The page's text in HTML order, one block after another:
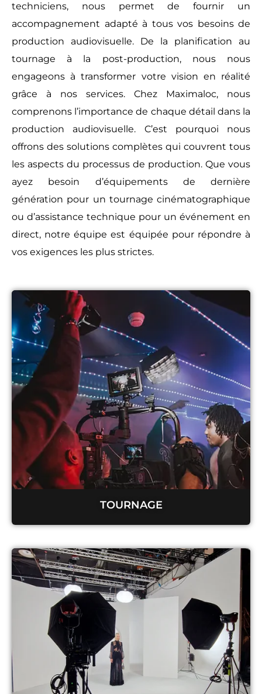
techniciens, nous permet de fournir un
accompagnement adapté à tous vos besoins de
production audiovisuelle. De la planification au
tournage à la post-production, nous nous
engageons à transformer votre vision en réalité
grâce à nos services. Chez Maximaloc, nous
comprenons l’importance de chaque détail dans la
production audiovisuelle. C’est pourquoi nous
offrons des solutions complètes qui couvrent tous
les aspects du processus de production. Que vous
ayez besoin d’équipements de dernière
génération pour un tournage cinématographique
ou d’assistance technique pour un événement en
direct, notre équipe est équipée pour répondre à
vos exigences les plus strictes.
TOURNAGE